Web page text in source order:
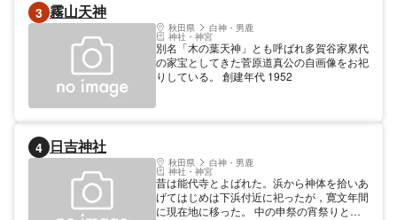
3 霧山天神
秋田県 白神・男鹿
神社・神宮
別名「木の葉天神」とも呼ばれ多賀谷家累代
の家宝としてきた菅原道真公の自画像をお祀
りしている。 創建年代 1952
4 日吉神社
秋田県 白神・男鹿
神社・神宮
昔は能代寺とよばれた。浜から神体を拾いあ
げてはじめは下浜付近に祀ったが，寛文年間
に現在地に移った。 中の申祭の宵祭りとし